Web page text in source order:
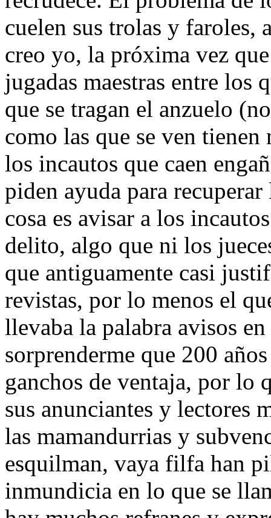
cuelen sus trolas y faroles,
creo yo, la próxima vez
jugadas maestras entre los
que se tragan el anzuelo
como las que se ven
los incautos que caen
piden ayuda para
cosa es avisar a los
delito, algo que ni los
que antiguamente casi
revistas, por lo menos el
llevaba la palabra avisos
sorprenderme que 200
ganchos de ventaja, por lo
sus anunciantes y lectores
las mamandurrias y
esquilman, vaya filfa han
inmundicia en lo que se